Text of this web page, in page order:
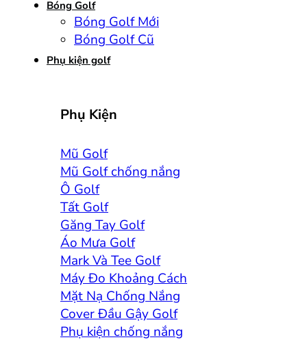
Bóng Golf
Bóng Golf Mới
Bóng Golf Cũ
Phụ kiện golf
Phụ Kiện
Mũ Golf
Mũ Golf chống nắng
Ô Golf
Tất Golf
Găng Tay Golf
Áo Mưa Golf
Mark Và Tee Golf
Máy Đo Khoảng Cách
Mặt Nạ Chống Nắng
Cover Đầu Gậy Golf
Phụ kiện chống nắng